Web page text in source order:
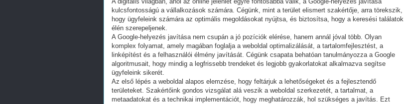
kulcsfontosságú a vállalkozások számára. Cégünk, mint a terület elismert szakértője, arra törekszik,
hogy ügyfeleink számára az optimális megoldásokat nyújtsa, és biztosítsa, hogy a keresési találatok
élén szerepeljenek.
A Google-helyezés javítása nem csupán a jó pozíciók elérése, hanem annál jóval több. Olyan
komplex folyamat, amely magában foglalja a weboldal optimalizálását, a tartalomfejlesztést, a
linképítést és a felhasználói élmény javítását. Cégünk csapata behatóan tanulmányozza a Google
algoritmusait, hogy mindig a legfrissebb trendeket és legjobb gyakorlatokat alkalmazva segítse
ügyfeleink sikerét.
Az első lépés a weboldal alapos elemzése, hogy feltárjuk a lehetőségeket és a fejlesztendő
területeket. Szakértőink gondos vizsgálat alá veszik a weboldal szerkezetét, a tartalmat, a
metaadatokat és a technikai implementációt, hogy meghatározzák, hol szükséges a javítás. Ezt